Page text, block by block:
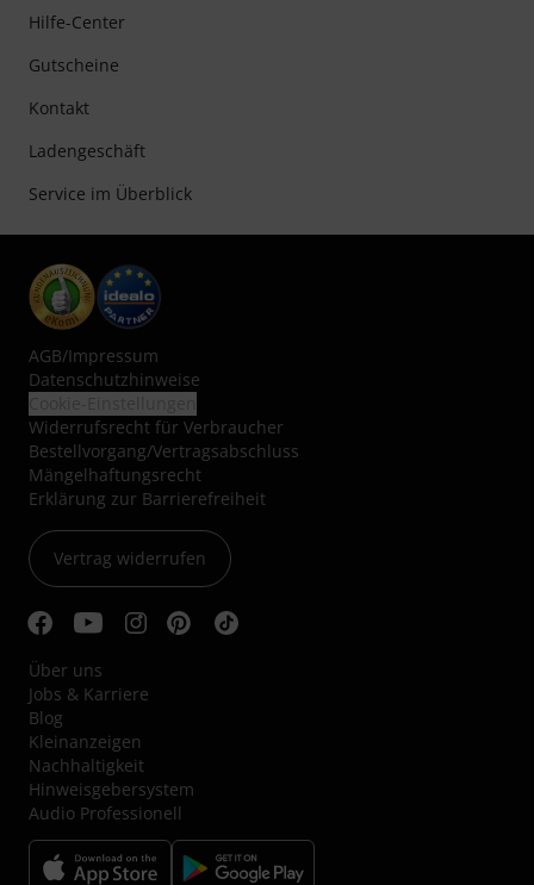
Hilfe-Center
Gutscheine
Kontakt
Ladengeschäft
Service im Überblick
AGB/Impressum
Datenschutzhinweise
Widerrufsrecht für Verbraucher
Bestellvorgang/Vertragsabschluss
Mängelhaftungsrecht
Erklärung zur Barrierefreiheit
Vertrag widerrufen
Über uns
Jobs & Karriere
Blog
Kleinanzeigen
Nachhaltigkeit
Hinweisgebersystem
Audio Professionell